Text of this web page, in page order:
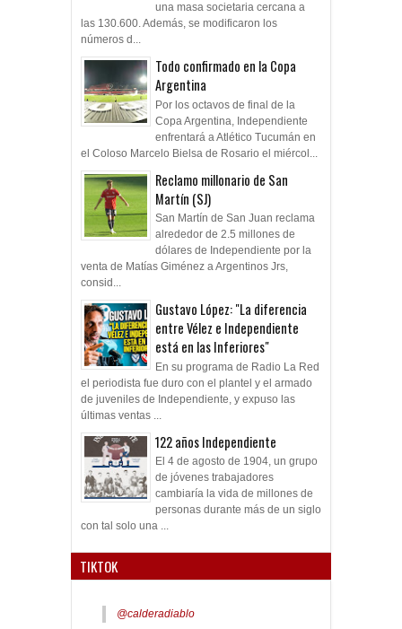
una masa societaria cercana a
las 130.600. Además, se modificaron los
números d...
Todo confirmado en la Copa
Argentina
Por los octavos de final de la
Copa Argentina, Independiente
enfrentará a Atlético Tucumán en
el Coloso Marcelo Bielsa de Rosario el miércol...
Reclamo millonario de San
Martín (SJ)
San Martín de San Juan reclama
alrededor de 2.5 millones de
dólares de Independiente por la
venta de Matías Giménez a Argentinos Jrs,
consid...
Gustavo López: "La diferencia
entre Vélez e Independiente
está en las Inferiores"
En su programa de Radio La Red
el periodista fue duro con el plantel y el armado
de juveniles de Independiente, y expuso las
últimas ventas ...
122 años Independiente
El 4 de agosto de 1904, un grupo
de jóvenes trabajadores
cambiaría la vida de millones de
personas durante más de un siglo
con tal solo una ...
TIKTOK
@calderadiablo